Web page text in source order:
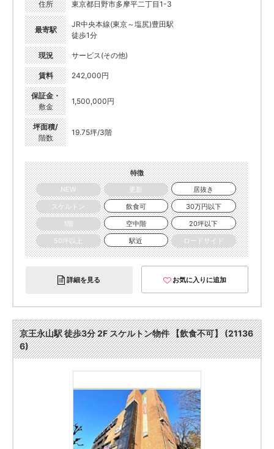
住所 東京都日野市多摩平二丁目1-3
最寄駅
JR中央本線(東京～塩尻)豊田駅
徒歩1分
現況 サービス(その他)
賃料 242,000円
保証金・
敷金
1,500,000円
坪面積/
階数
19.75坪/3階
特徴
NEW
更新
居抜き
スケルトン
飲食可
30万円以下
1階
空中階
20坪以下
50坪以上
駅近 ロードサイド
詳細を見る お気に入りに追加
京王永山駅 徒歩3分 2F スケルトン物件 【飲食不可】 (21136
6)